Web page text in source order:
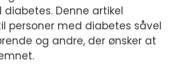
Denne artikel
personer med diabetes såvel
og andre, der ønsker at